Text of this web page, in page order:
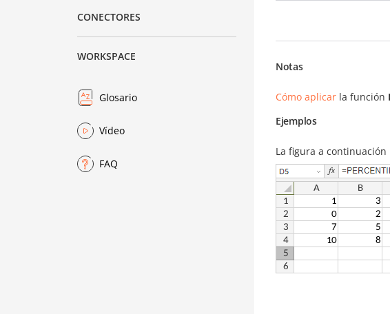
CONECTORES
WORKSPACE
Glosario
Vídeo
FAQ
Notas
Cómo aplicar la función
Ejemplos
La figura a